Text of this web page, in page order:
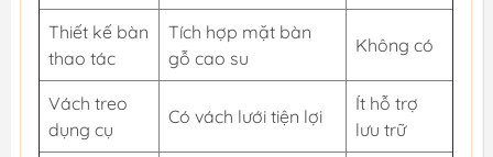
Thiết kế bàn
thao tác
Tích hợp mặt bàn
gỗ cao su
Không có
Vách treo
dụng cụ
Có vách lưới tiện lợi
Ít hỗ trợ
lưu trữ